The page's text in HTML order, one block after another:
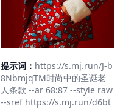
提示词： https://s.mj.run/J-b
8NbmjqTM时尚中的圣诞老
人条款 --ar 68:87 --style raw
--sref https://s.mj.run/d6bt